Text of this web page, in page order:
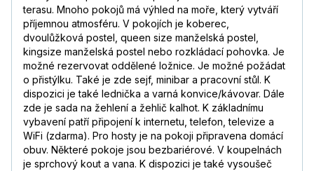
terasu. Mnoho pokojů má výhled na moře, který vytváří
příjemnou atmosféru. V pokojích je koberec,
dvoulůžková postel, queen size manželská postel,
kingsize manželská postel nebo rozkládací pohovka. Je
možné rezervovat oddělené ložnice. Je možné požádat
o přistýlku. Také je zde sejf, minibar a pracovní stůl. K
dispozici je také lednička a varná konvice/kávovar. Dále
zde je sada na žehlení a žehlič kalhot. K základnímu
vybavení patří připojení k internetu, telefon, televize a
WiFi (zdarma). Pro hosty je na pokoji připravena domácí
obuv. Některé pokoje jsou bezbariérové. V koupelnách
je sprchový kout a vana. K dispozici je také vysoušeč